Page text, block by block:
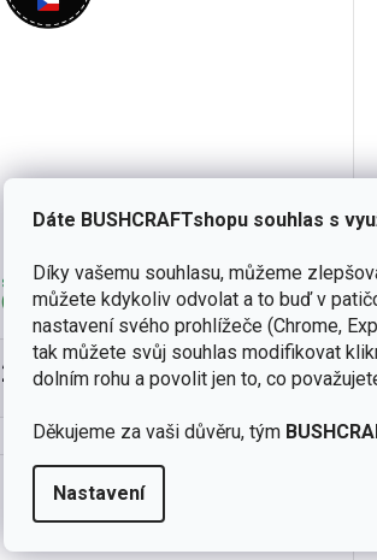
Dáte BUSHCRAFTshopu souhlas s
Díky vašemu souhlasu, můžeme
můžete kdykoliv odvolat a to buď v
nastavení svého prohlížeče (Chrome,
tak můžete svůj souhlas modifikovat
dolním rohu a povolit jen to, co
Děkujeme za vaši důvěru, tým
Nastavení
Stick
skladem
(171 ks)
240 Kč
Do košíku
množství jisker s vysokou...